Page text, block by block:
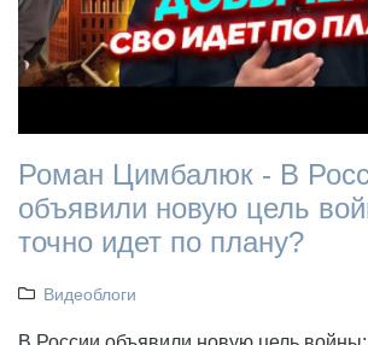
Роман Цимбалюк - В
объявили новую цель
точно идет по плану?
Видеоблоги